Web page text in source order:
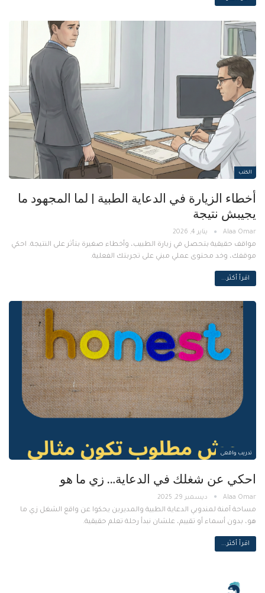
الكتب
أخطاء الزيارة في الدعاية الطبية | لما المجهود ما
يجيبش نتيجة
يناير 4, 2026
مواقف حقيقية بتحصل في زيارة الطبيب، وأخطاء صغيرة بتأثر على النتيجة. احكي
موقفك، وخد محتوى عملي مبني على تجربتك الفعلية.
اقرأ أكثر...
تدريب واقعى
احكي عن شغلك في الدعاية… زي ما هو
ديسمبر 29, 2025
مساحة آمنة لمندوبي الدعاية الطبية والمديرين يحكوا عن واقع الشغل زي ما
هو، بدون أسماء أو تقييم، علشان نبدأ رحلة تعلم حقيقية.
اقرأ أكثر...